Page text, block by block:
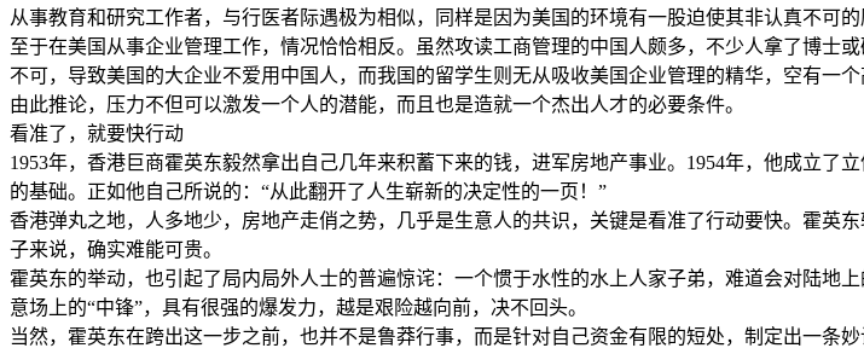
从事教育和研究工作者，与行医者际遇极为相似，同样是因为美国的环境有一股迫使其非认真不可的
至于在美国从事企业管理工作，情况恰恰相反。虽然攻读工商管理的中国人颇多，不少人拿了博士
不可，导致美国的大企业不爱用中国人，而我国的留学生则无从吸收美国企业管理的精华，空有一个
由此推论，压力不但可以激发一个人的潜能，而且也是造就一个杰出人才的必要条件。
看准了，就要快行动
1953年，香港巨商霍英东毅然拿出自己几年来积蓄下来的钱，进军房地产事业。1954年，他成立
的基础。正如他自己所说的：“从此翻开了人生崭新的决定性的一页！”
香港弹丸之地，人多地少，房地产走俏之势，几乎是生意人的共识，关键是看准了行动要快。霍英
子来说，确实难能可贵。
霍英东的举动，也引起了局内局外人士的普遍惊诧：一个惯于水性的水上人家子弟，难道会对陆地
意场上的“中锋”，具有很强的爆发力，越是艰险越向前，决不回头。
当然，霍英东在跨出这一步之前，也并不是鲁莽行事，而是针对自己资金有限的短处，制定出一条